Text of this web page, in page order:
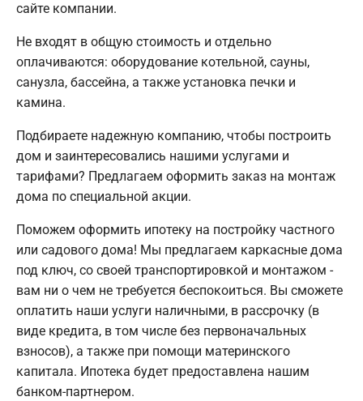
сайте компании.
Не входят в общую стоимость и отдельно
оплачиваются: оборудование котельной, сауны,
санузла, бассейна, а также установка печки и
камина.
Подбираете надежную компанию, чтобы построить
дом и заинтересовались нашими услугами и
тарифами? Предлагаем оформить заказ на монтаж
дома по специальной акции.
Поможем оформить ипотеку на постройку частного
или садового дома! Мы предлагаем каркасные дома
под ключ, со своей транспортировкой и монтажом -
вам ни о чем не требуется беспокоиться. Вы сможете
оплатить наши услуги наличными, в рассрочку (в
виде кредита, в том числе без первоначальных
взносов), а также при помощи материнского
капитала. Ипотека будет предоставлена нашим
банком-партнером.